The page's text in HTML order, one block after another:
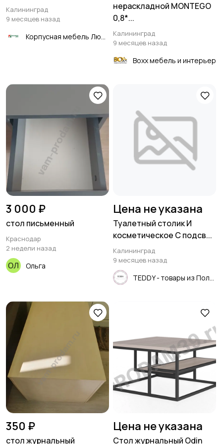
Калининград
9 месяцев назад
нераскладной MONTEGO
0,8*...
Калининград
9 месяцев назад
Boxx мебель и интерьер
3 000 ₽
стол письменный
Краснодар
2 недели назад
Ольга
Цена не указана
Туалетный столик И
косметическое С подсв...
Калининград
9 месяцев назад
350 ₽
стол журнальный
Цена не указана
Стол журнальный Odin